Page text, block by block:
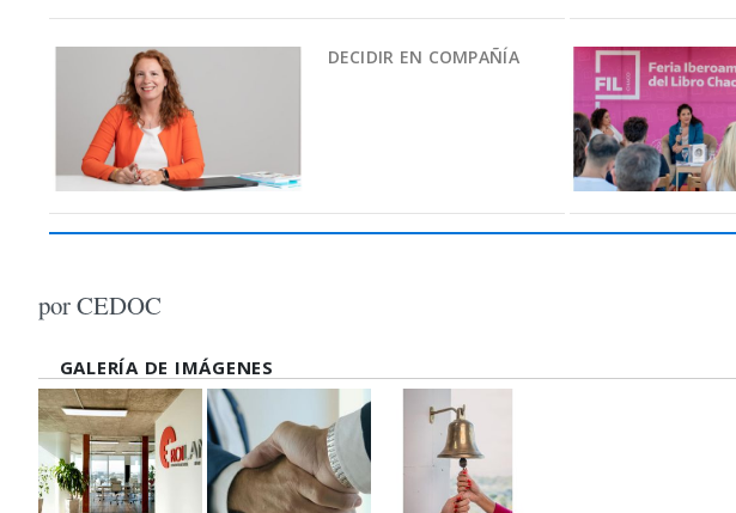
DECIDIR EN COMPAÑÍA
por CEDOC
GALERÍA DE IMÁGENES